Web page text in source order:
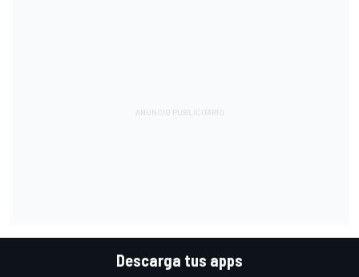
Descarga tus apps